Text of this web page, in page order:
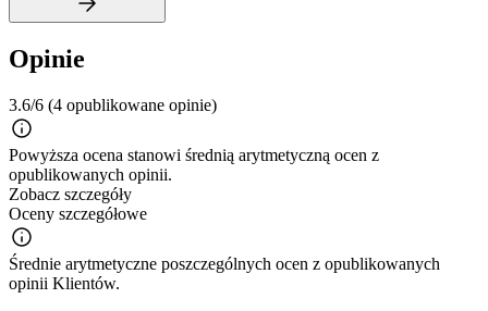
Opinie
3.6/6 (4 opublikowane opinie)
Powyższa ocena stanowi średnią arytmetyczną ocen z
opublikowanych opinii.
Zobacz szczegóły
Oceny szczegółowe
Średnie arytmetyczne poszczególnych ocen z opublikowanych
opinii Klientów.